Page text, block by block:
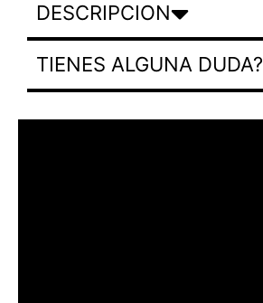
DESCRIPCION
TIENES ALGUNA DUDA?